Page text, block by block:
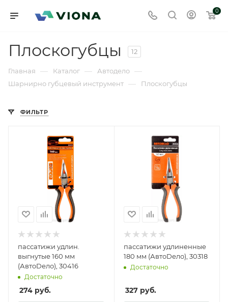
0
Плоскогубцы 12
Главная — Каталог — Автодело —
Шарнирно губцевый инструмент — Плоскогубцы
ФИЛЬТР
пассатижи удлин.
выгнутые 160 мм
(АвтоDело), 30416
Достаточно
274 руб.
пассатижи удлиненные
180 мм (АвтоDело), 30318
Достаточно
327руб.